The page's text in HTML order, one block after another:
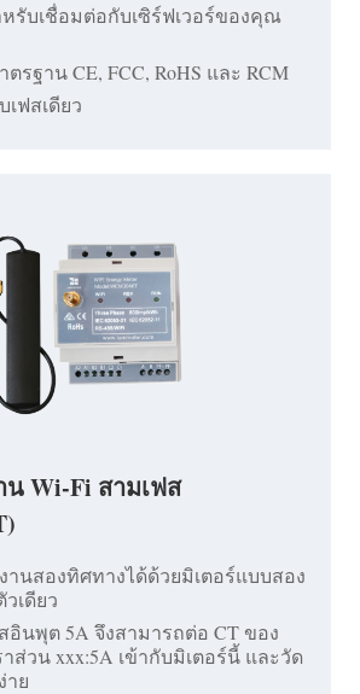
หรับเชื่อมต่อกับเซิร์ฟเวอร์ของคุณ
รฐาน CE, FCC, RoHS และ RCM
ฟสเดียว
น Wi-Fi สามเฟส
านสองทิศทางได้ด้วยมิเตอร์แบบสอง
เดียว
อินพุต 5A จึงสามารถต่อ CT ของ
ส่วน xxx:5A เข้ากับมิเตอร์นี้ และวัด
าย